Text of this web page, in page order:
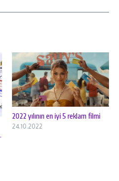
2022 yılının en iyi 5 reklam filmi
24.10.2022